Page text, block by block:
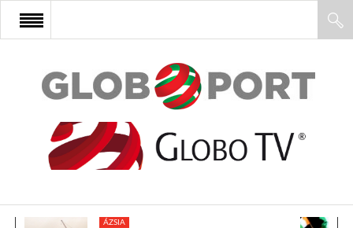
FŐOLDAL
AFRIKA
ÁZSIA